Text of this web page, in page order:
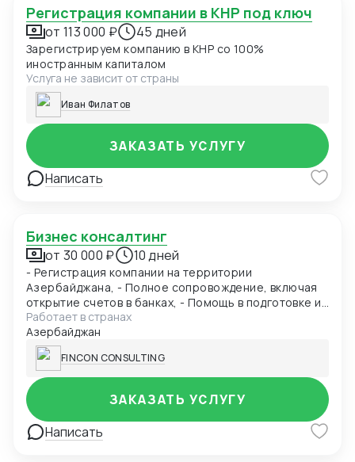
Регистрация компании в КНР под ключ
от 113 000 ₽ 45 дней
Зарегистрируем компанию в КНР со 100%
иностранным капиталом
Услуга не зависит от страны
Иван Филатов
Написать
ЗАКАЗАТЬ УСЛУГУ
Бизнес консалтинг
от 30 000 ₽ 10 дней
- Регистрация компании на территории
Азербайджана, - Полное сопровождение, включая
открытие счетов в банках, - Помощь в подготовке и
подаче документов при получении ВНЖ -
Содействие при получении разрешения на работу в
Азербайджане - Бухгалтерское сопровождение
(1С), - Ведение ВЭД (договора, инвойсы, акты). -
Помощь в проведении и составлении документов
при посреднических сделках. - Получение справок,
лицензий и сертификатов, - Бизнес консалтинг
Работает в странах
Азербайджан
FINCON CONSULTING
Написать
ЗАКАЗАТЬ УСЛУГУ